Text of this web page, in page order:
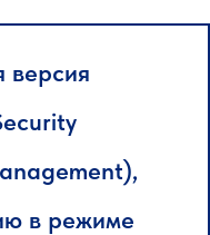
версия
в режиме